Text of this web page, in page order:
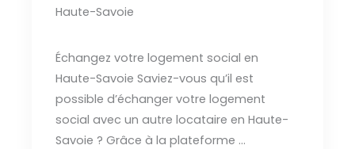
Haute-Savoie
Échangez votre logement social en
Haute-Savoie Saviez-vous qu’il est
possible d’échanger votre logement
social avec un autre locataire en Haute-
Savoie ? Grâce à la plateforme ...